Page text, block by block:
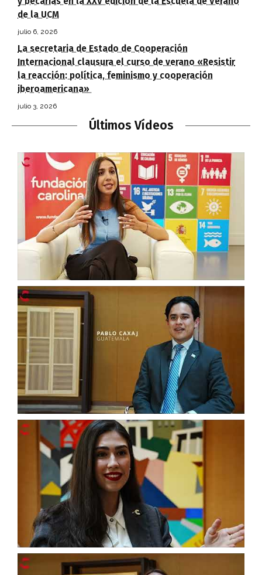
de la UCM
julio 6, 2026
La secretaria de Estado de Cooperación
Internacional clausura el curso de verano «Resistir
la reacción: política, feminismo y cooperación
iberoamericana»
julio 3, 2026
Últimos Vídeos